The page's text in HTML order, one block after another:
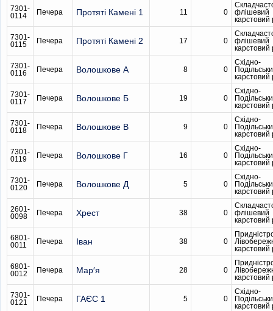
7301-
0114
Печера Протяті Камені 1 11 0
флішевий
карстовий
7301-
0115
Печера Протяті Камені 2 17 0
флішевий
карстовий
7301-
0116
Печера Волошкове А 8 0
Східно-
карстовий
7301-
0117
Печера Волошкове Б 19 0
Східно-
карстовий
7301-
0118
Печера Волошкове В 9 0
Східно-
карстовий
7301-
0119
Печера Волошкове Г 16 0
Східно-
карстовий
7301-
0120
Печера Волошкове Д 5 0
Східно-
карстовий
2601-
0098
Печера Хрест 38 0
флішевий
карстовий
6801-
0011
Печера Іван 38 0
карстовий
6801-
0012
Печера Мар′я 28 0
карстовий
7301-
0121
Печера ГАЄС 1 5 0
Східно-
карстовий